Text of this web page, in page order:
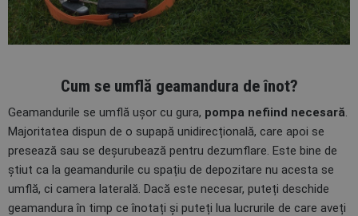
Cum se umflă geamandura de înot?
Geamandurile se umflă ușor cu gura, pompa nefiind necesară.
Majoritatea dispun de o supapă unidirecțională, care apoi se
presează sau se deșurubează pentru dezumflare. Este bine de
știut ca la geamandurile cu spațiu de depozitare nu acesta se
umflă, ci camera laterală. Dacă este necesar, puteți deschide
geamandura în timp ce înotați și puteți lua lucrurile de care aveți